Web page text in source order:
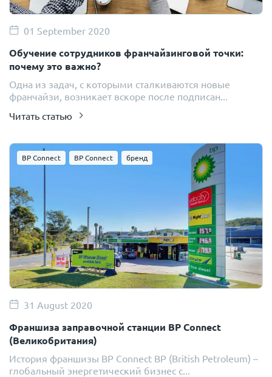
01 September 2020
Обучение сотрудников франчайзинговой точки:
почему это важно?
Одна из задач, с которыми сталкиваются новые
франчайзи, возникает вскоре после подписан...
Читать статью
BP Connect BP Connect бренд
31 August 2020
Франшиза заправочной станции BP Connect
(Великобритания)
История франшизы BP Connect BP (British Petroleum) –
глобальный энергетический бизнес с...